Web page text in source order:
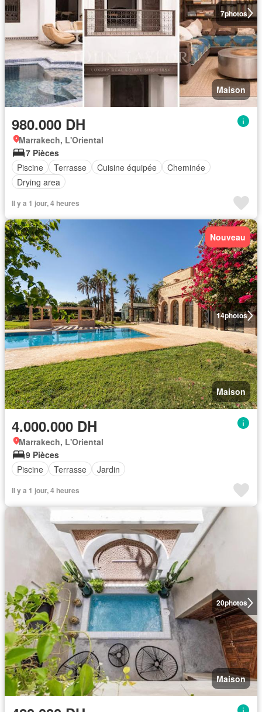
7photos
Maison
980.000 DH
Marrakech, L'Oriental
7 Pièces
Piscine
Terrasse Cuisine équipée
Cheminée
Drying area
Il y a 1 jour, 4 heures
14photos
Nouveau
Maison
4.000.000 DH
Marrakech, L'Oriental
9 Pièces
Piscine
Terrasse Jardin
Il y a 1 jour, 4 heures
20photos
Maison